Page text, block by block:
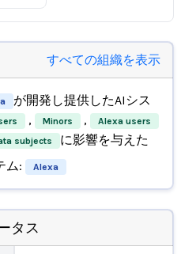
すべての組織を表示
が開発し提供したAIシス
, Minors , Alexa users
subjects
に影響を与えた
ム:
Alexa
タス